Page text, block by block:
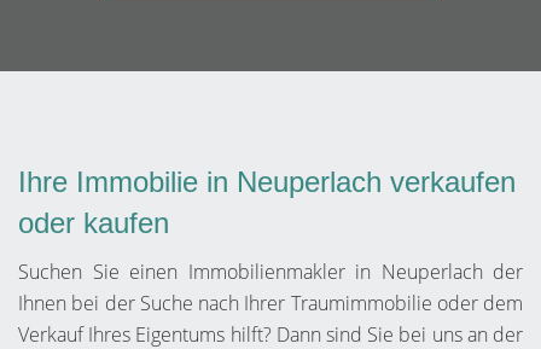
Ihre Immobilie in Neuperlach verkaufen
oder kaufen
Suchen Sie einen Immobilienmakler in Neuperlach der
Ihnen bei der Suche nach Ihrer Traumimmobilie oder dem
Verkauf Ihres Eigentums hilft? Dann sind Sie bei uns an der